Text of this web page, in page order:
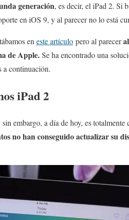
generación, es decir, el iPad 2. Si
en iOS 9, y al parecer no lo está
en este artículo pero al parecer
de Apple.Se ha encontrado una
a continuación.
iPad 2
embargo, a día de hoy, es
no han conseguido actualizar su